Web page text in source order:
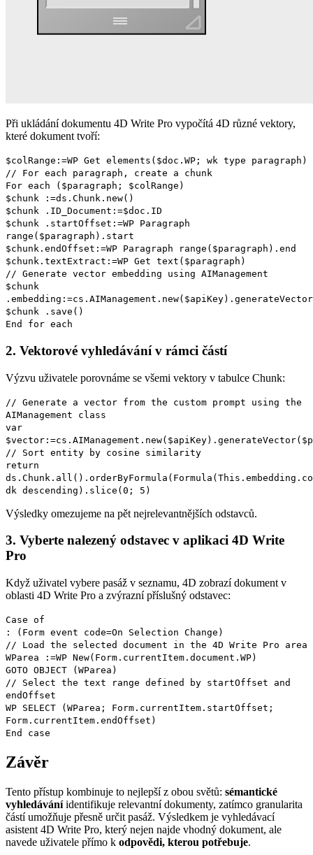
Při ukládání dokumentu 4D Write Pro vypočítá 4D různé vektory,
které dokument tvoří:
$colRange :=WP Get elements ( $doc . WP ; wk type paragraph )
// For each paragraph, create a chunk
For each ( $paragraph ; $colRange )
$chunk :=ds . Chunk . new()
$chunk . ID_Document :=$doc . ID
$chunk . startOffset :=WP Paragraph
range ( $paragraph ). start
$chunk . endOffset :=WP Paragraph range ( $paragraph ). end
$chunk . textExtract :=WP Get text ( $paragraph )
// Generate vector embedding using AIManagement
$chunk
. embedding :=cs . AIManagement . new( $apiKey). generateVector
$chunk . save ()
End for each
2. Vektorové vyhledávání v rámci částí
Výzvu uživatele porovnáme se všemi vektory v tabulce Chunk:
// Generate a vector from the custom prompt using the
AIManagement class
var
$vector:=cs . AIManagement . new( $apiKey). generateVector(
// Sort entity by cosine similarity
return
ds . Chunk . all (). orderByFormula ( Formula (This . embedding .
dk descending ). slice (0; 5)
Výsledky omezujeme na pět nejrelevantnějších odstavců.
3. Vyberte nalezený odstavec v aplikaci 4D Write
Pro
Když uživatel vybere pasáž v seznamu, 4D zobrazí dokument v
oblasti 4D Write Pro a zvýrazní příslušný odstavec:
Case of
: ( Form event code=On Selection Change )
// Load the selected document in the 4D Write Pro area
WParea :=WP New( Form . currentItem . document . WP)
GOTO OBJECT ( WParea )
// Select the text range defined by startOffset and
endOffset
WP SELECT ( WParea ; Form . currentItem . startOffset ;
Form . currentItem . endOffset )
End case
Závěr
Tento přístup kombinuje to nejlepší z obou světů: sémantické
vyhledáváníidentifikuje relevantní dokumenty, zatímco granularita
částí umožňuje přesně určit pasáž. Výsledkem je vyhledávací
asistent 4D Write Pro, který nejen najde vhodný dokument, ale
navede uživatele přímo k odpovědi, kterou potřebuje.